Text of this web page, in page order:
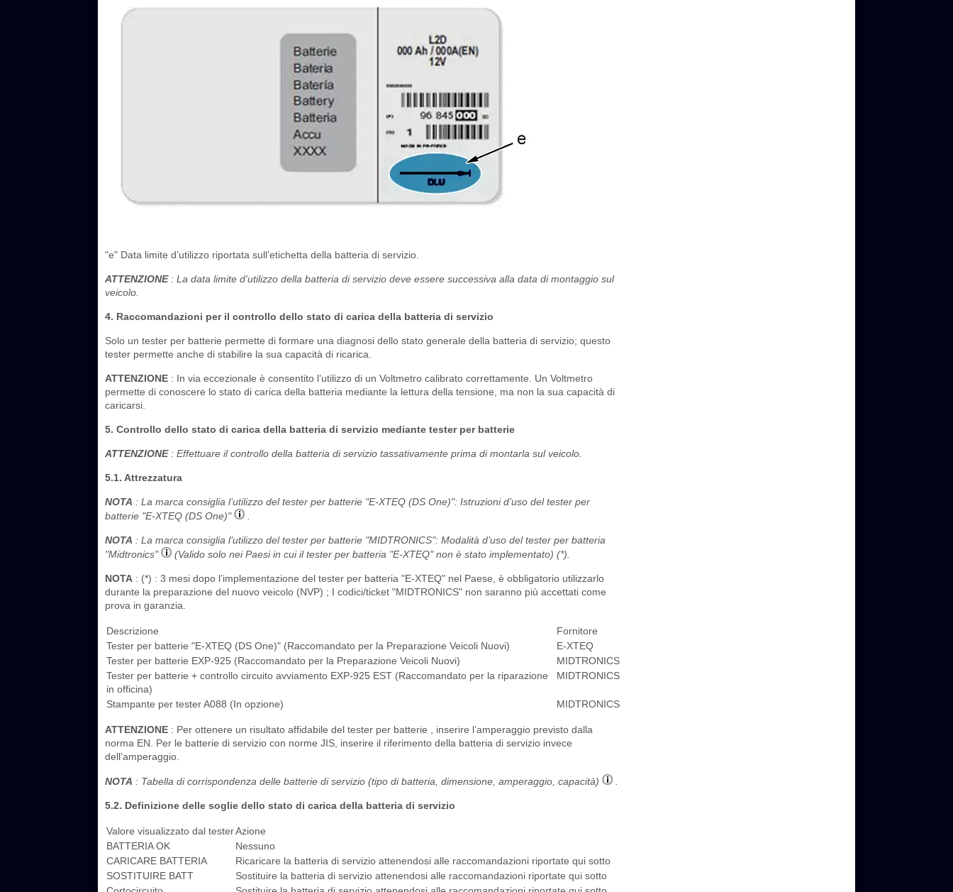
"e" Data limite d’utilizzo riportata sull’etichetta della batteria di servizio.
ATTENZIONE: La data limite d’utilizzo della batteria di servizio deve essere successiva alla data di montaggio sul
veicolo.
4. Raccomandazioni per il controllo dello stato di carica della batteria di servizio
Solo un tester per batterie permette di formare una diagnosi dello stato generale della batteria di servizio; questo
tester permette anche di stabilire la sua capacità di ricarica.
ATTENZIONE : In via eccezionale è consentito l’utilizzo di un Voltmetro calibrato correttamente. Un Voltmetro
permette di conoscere lo stato di carica della batteria mediante la lettura della tensione, ma non la sua capacità di
caricarsi.
5. Controllo dello stato di carica della batteria di servizio mediante tester per batterie
ATTENZIONE: Effettuare il controllo della batteria di servizio tassativamente prima di montarla sul veicolo.
5.1. Attrezzatura
NOTA : La marca consiglia l’utilizzo del tester per batterie "E-XTEQ (DS One)": Istruzioni d’uso del tester per
batterie "E-XTEQ (DS One)"
NOTA : La marca consiglia l’utilizzo del tester per batterie "MIDTRONICS": Modalità d’uso del tester per batteria
"Midtronics"
(Valido solo nei Paesi in cui il tester per batteria "E-XTEQ" non è stato implementato) (*).
NOTA : (*) : 3 mesi dopo l’implementazione del tester per batteria "E-XTEQ" nel Paese, è obbligatorio utilizzarlo
durante la preparazione del nuovo veicolo (NVP) ; I codici/ticket "MIDTRONICS" non saranno più accettati come
prova in garanzia.
Descrizione
Fornitore
Tester per batterie "E-XTEQ (DS One)" (Raccomandato per la Preparazione Veicoli Nuovi)
E-XTEQ
Tester per batterie EXP-925 (Raccomandato per la Preparazione Veicoli Nuovi)
MIDTRONICS
Tester per batterie + controllo circuito avviamento EXP-925 EST (Raccomandato per la riparazione
in officina)
MIDTRONICS
Stampante per tester A088 (In opzione) MIDTRONICS
ATTENZIONE : Per ottenere un risultato affidabile del tester per batterie , inserire l’amperaggio previsto dalla
norma EN. Per le batterie di servizio con norme JIS, inserire il riferimento della batteria di servizio invece
dell’amperaggio.
NOTA : Tabella di corrispondenza delle batterie di servizio (tipo di batteria, dimensione, amperaggio, capacità)
5.2. Definizione delle soglie dello stato di carica della batteria di servizio
Valore visualizzato dal testerAzione
BATTERIA OK
Nessuno
CARICARE BATTERIA
Ricaricare la batteria di servizio attenendosi alle raccomandazioni riportate qui sotto
SOSTITUIRE BATT
Sostituire la batteria di servizio attenendosi alle raccomandazioni riportate qui sotto